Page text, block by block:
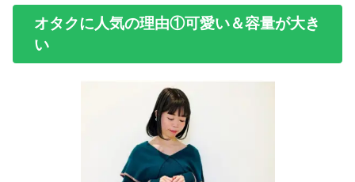
オタクに人気の理由①可愛い＆容量が大き
い